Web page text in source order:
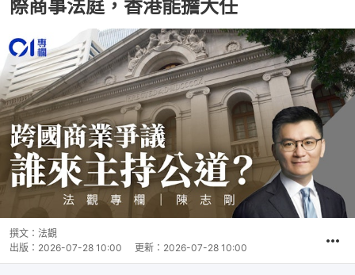
際商事法庭，香港能擔大任
撰文： 法觀
出版： 2026-07-28 10:00 更新： 2026-07-28 10:00